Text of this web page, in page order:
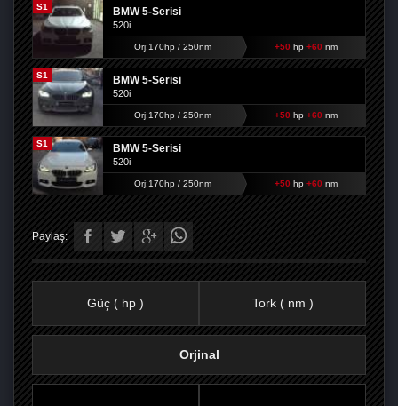
S1 BMW 5-Serisi
520i
Orj:170hp / 250nm +50 hp +60 nm
S1 BMW 5-Serisi
520i
Orj:170hp / 250nm +50 hp +60 nm
S1 BMW 5-Serisi
520i
Orj:170hp / 250nm +50 hp +60 nm
Paylaş:
Güç ( hp ) Tork ( nm )
Orjinal